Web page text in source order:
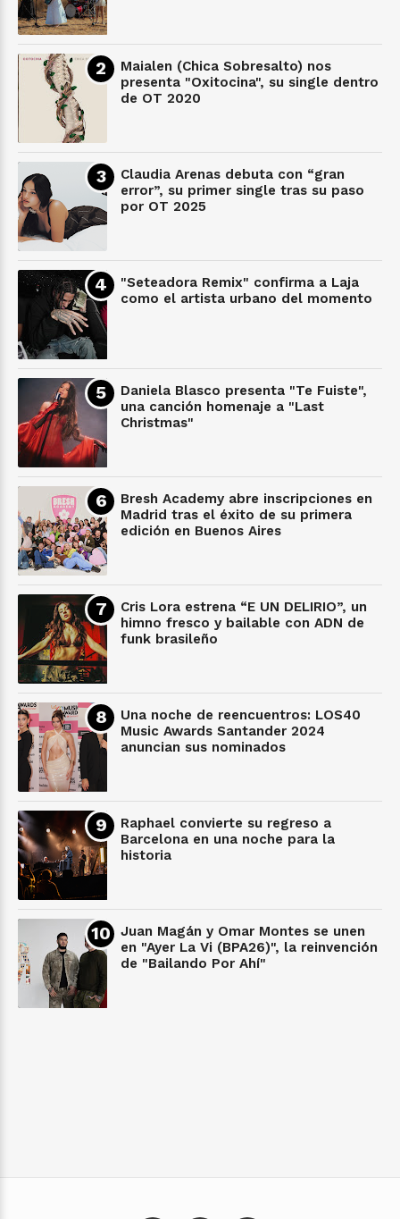
Maialen (Chica Sobresalto) nos
presenta "Oxitocina", su single dentro
de OT 2020
Claudia Arenas debuta con “gran
error”, su primer single tras su paso
por OT 2025
"Seteadora Remix" confirma a Laja
como el artista urbano del momento
Daniela Blasco presenta "Te Fuiste",
una canción homenaje a "Last
Christmas"
Bresh Academy abre inscripciones en
Madrid tras el éxito de su primera
edición en Buenos Aires
Cris Lora estrena “E UN DELIRIO”, un
himno fresco y bailable con ADN de
funk brasileño
Una noche de reencuentros: LOS40
Music Awards Santander 2024
anuncian sus nominados
Raphael convierte su regreso a
Barcelona en una noche para la
historia
Juan Magán y Omar Montes se unen
en "Ayer La Vi (BPA26)", la reinvención
de "Bailando Por Ahí"